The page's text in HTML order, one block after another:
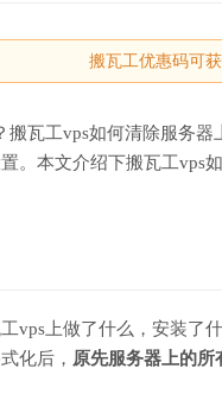
搬瓦工优惠码可
搬瓦工vps如何清除服务
。本文介绍下搬瓦工vps
vps上做了什么，安装了
化后， 原先服务器上的